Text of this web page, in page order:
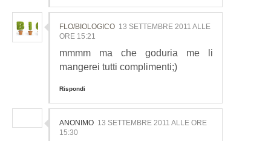
FLO/BIOLOGICO 13 SETTEMBRE 2011 ALLE
ORE 15:21
mmmm ma che goduria me li
mangerei tutti complimenti;)
Rispondi
ANONIMO 13 SETTEMBRE 2011 ALLE ORE
15:30